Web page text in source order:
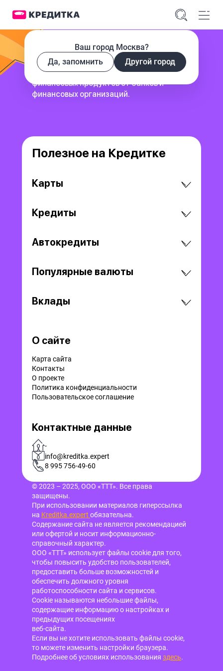
Ваш город Москва?
Да, запомнить
Другой город
сервис для поиска и сравнения
финансовых продуктовот банков и
финансовых организаций.
Полезное на Кредитке
Карты
Кредиты
Автокредиты
Популярные валюты
Вклады
О сайте
Карта сайта
Контакты
О проекте
Политика конфиденциальности
Пользовательское соглашение
Контактные данные
-
info@kreditka.expert
8 995 756-49-60
© 2023 – 2025, ООО «ТТТ». Все права
защищены.
При использовании материалов гиперссылка
на Kreditka.expert обязательна.
Содержание сайта не является рекомендацией
или офертой и носит информационно-
справочный характер.
ООО «ТТТ» использует файлы cookie для того,
чтобы повысить удобство пользователей,
предоставить больше возможностей и
обеспечить должного уровня
работоспособности сайта и сервисов.
Cookie называются небольшие файлы,
содержащие информацию о настройках и
предыдущих посещениях
веб-сайта.
Если вы не хотите использовать файлы cookie,
то можете изменить настройки браузера.
Подробнее об условиях использования здесь.